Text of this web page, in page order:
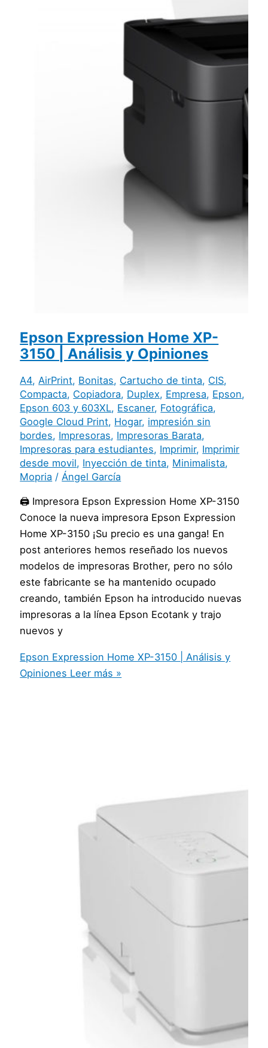
Epson Expression Home XP-
3150 | Análisis y Opiniones
A4, AirPrint, Bonitas, Cartucho de tinta, CIS,
Compacta, Copiadora, Duplex, Empresa, Epson,
Epson 603 y 603XL, Escaner, Fotográfica,
Google Cloud Print, Hogar, impresión sin
bordes, Impresoras, Impresoras Barata,
Impresoras para estudiantes, Imprimir, Imprimir
desde movil, Inyección de tinta, Minimalista,
Mopria / Ángel García
🖨️ Impresora Epson Expression Home XP-3150
Conoce la nueva impresora Epson Expression
Home XP-3150 ¡Su precio es una ganga! En
post anteriores hemos reseñado los nuevos
modelos de impresoras Brother, pero no sólo
este fabricante se ha mantenido ocupado
creando, también Epson ha introducido nuevas
impresoras a la línea Epson Ecotank y trajo
nuevos y
Epson Expression Home XP-3150 | Análisis y
Opiniones Leer más »